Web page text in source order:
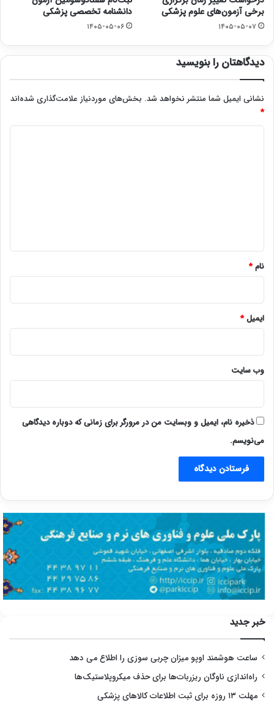
برخی آزمون‌های علوم پزشکی
۱۴۰۵-۰۵-۰۷
دانشنامه تخصصی پزشکی
۱۴۰۵-۰۵-۰۶
دیدگاهتان را بنویسید
نشانی ایمیل شما منتشر نخواهد شد. بخش‌های موردنیاز علامت‌گذاری شده‌اند
*
نام*
ایمیل*
وب‌ سایت
ذخیره نام، ایمیل و وبسایت من در مرورگر برای زمانی که دوباره دیدگاهی
می‌نویسم.
خبر جدید
ساعت هوشمند اوپو میزان چربی سوزی را اطلاع می دهد
راه‌اندازی ناوگان ریزربات‌ها برای حذف میکروپلاستیک‌ها
مهلت ۱۳ روزه برای ثبت اطلاعات کالاهای پزشکی